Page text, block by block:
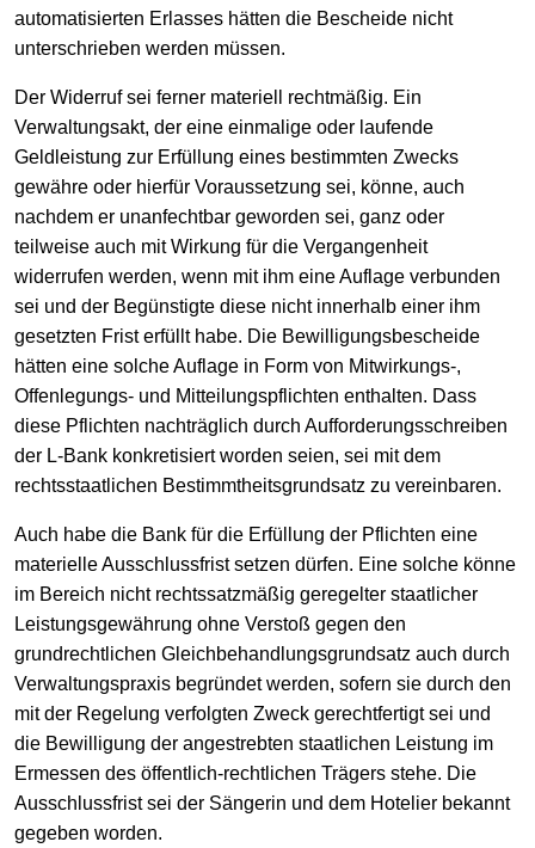
automatisierten Erlasses hätten die Bescheide nicht
unterschrieben werden müssen.
Der Widerruf sei ferner materiell rechtmäßig. Ein
Verwaltungsakt, der eine einmalige oder laufende
Geldleistung zur Erfüllung eines bestimmten Zwecks
gewähre oder hierfür Voraussetzung sei, könne, auch
nachdem er unanfechtbar geworden sei, ganz oder
teilweise auch mit Wirkung für die Vergangenheit
widerrufen werden, wenn mit ihm eine Auflage verbunden
sei und der Begünstigte diese nicht innerhalb einer ihm
gesetzten Frist erfüllt habe. Die Bewilligungsbescheide
hätten eine solche Auflage in Form von Mitwirkungs-,
Offenlegungs- und Mitteilungspflichten enthalten. Dass
diese Pflichten nachträglich durch Aufforderungsschreiben
der L-Bank konkretisiert worden seien, sei mit dem
rechtsstaatlichen Bestimmtheitsgrundsatz zu vereinbaren.
Auch habe die Bank für die Erfüllung der Pflichten eine
materielle Ausschlussfrist setzen dürfen. Eine solche könne
im Bereich nicht rechtssatzmäßig geregelter staatlicher
Leistungsgewährung ohne Verstoß gegen den
grundrechtlichen Gleichbehandlungsgrundsatz auch durch
Verwaltungspraxis begründet werden, sofern sie durch den
mit der Regelung verfolgten Zweck gerechtfertigt sei und
die Bewilligung der angestrebten staatlichen Leistung im
Ermessen des öffentlich-rechtlichen Trägers stehe. Die
Ausschlussfrist sei der Sängerin und dem Hotelier bekannt
gegeben worden.